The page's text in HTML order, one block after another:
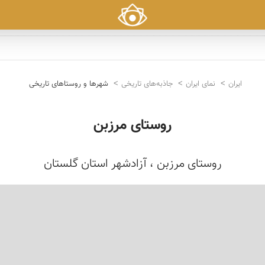
ایران نمای ایران جاذبه‌های تاریخی شهرها و روستاهای تاریخی
روستای مرزبن
روستای مرزبن ، آزادشهر استان گلستان